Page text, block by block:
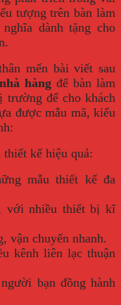
tượng trên bàn làm
dành tặng cho
mến bài viết sau
hàng để bàn làm
trường để cho khách
được mẫu mã, kiểu
kế hiệu quả:
mẫu thiết kế đa
với nhiều thiết bị kĩ
vận chuyển nhanh.
kênh liên lạc thuận
bạn đồng hành